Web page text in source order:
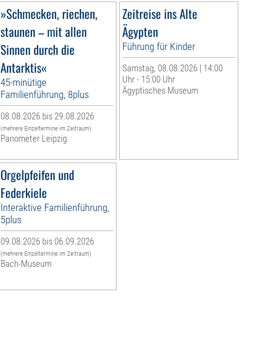
»Schmecken, riechen,
staunen – mit allen
Sinnen durch die
Antarktis«
45-minütige
Familienführung, 8plus
08.08.2026 bis 29.08.2026
(mehrere Einzeltermine im Zeitraum)
Panometer Leipzig
Zeitreise ins Alte
Ägypten
Führung für Kinder
Samstag, 08.08.2026 | 14:00
Uhr - 15:00 Uhr
Ägyptisches Museum
Orgelpfeifen und
Federkiele
Interaktive Familienführung,
5plus
09.08.2026 bis 06.09.2026
(mehrere Einzeltermine im Zeitraum)
Bach-Museum